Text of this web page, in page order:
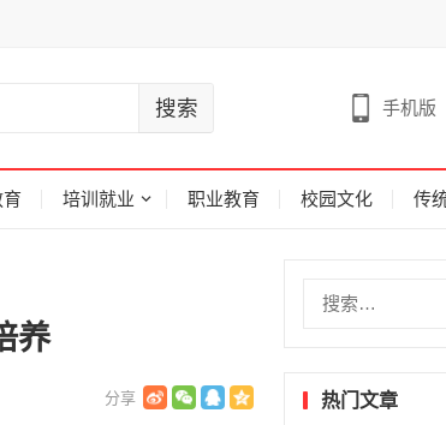
手机版
培训就业 职业教育 校园文化 传
养
热门文章